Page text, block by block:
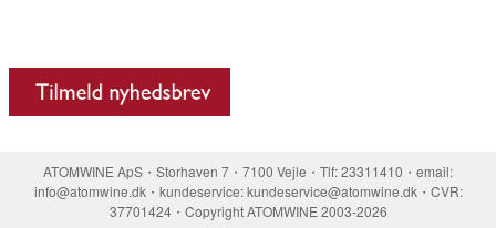
ATOMWINE ApS・Storhaven 7・7100 Vejle・Tlf: 23311410・email:
info@atomwine.dk・kundeservice: kundeservice@atomwine.dk・CVR:
37701424・Copyright ATOMWINE 2003-2026